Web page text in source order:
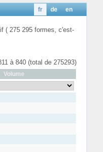
en
de
fr
( 275 295 formes, c'est-
à 840 (total de 275293)
Volume